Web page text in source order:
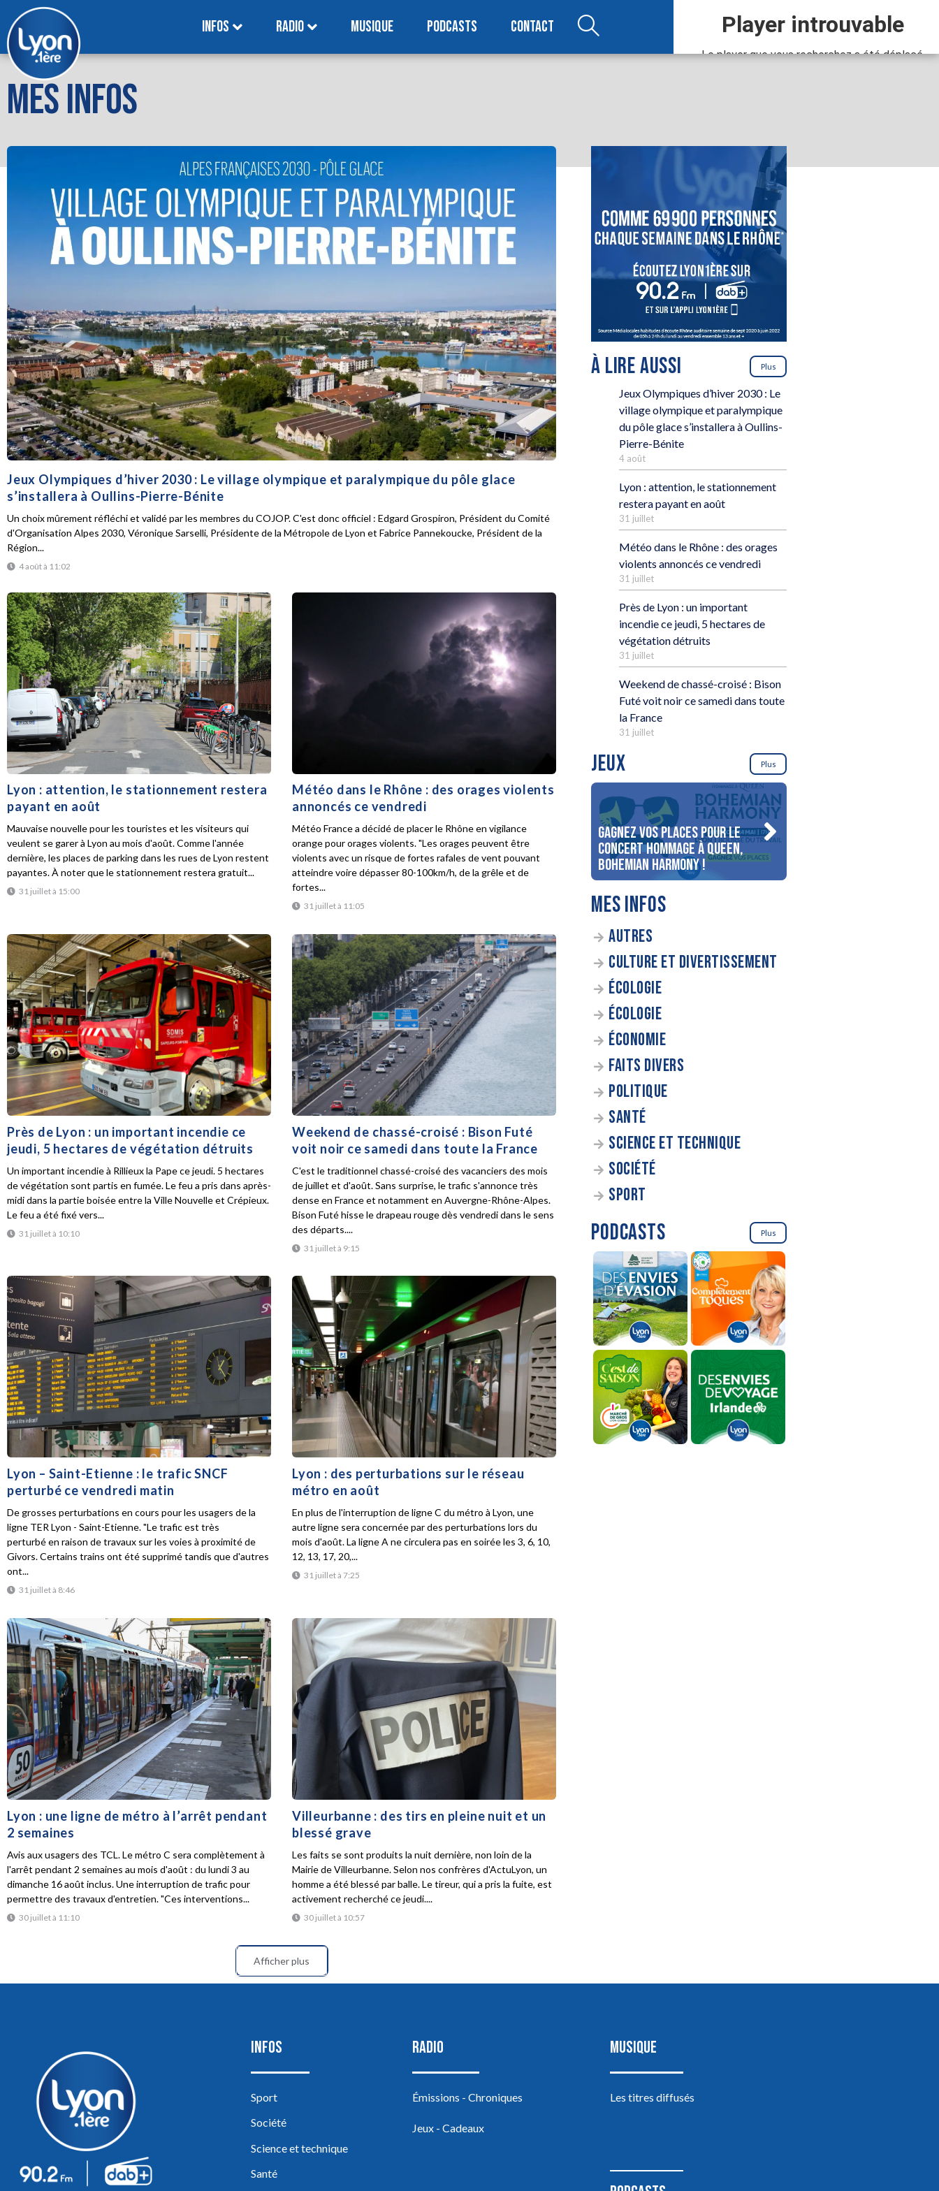
INFOS RADIO MUSIQUE PODCASTS CONTACT
MES INFOS
Jeux Olympiques d’hiver 2030 : Le village olympique et paralympique du pôle glace
s’installera à Oullins-Pierre-Bénite
4 août à 11:02
Un choix mûrement réfléchi et validé par les membres du COJOP. C'est donc officiel : Edgard Grospiron, Président du Comité
d'Organisation Alpes 2030, Véronique Sarselli, Présidente de la Métropole de Lyon et Fabrice Pannekoucke, Président de la
Région...
Lyon : attention, le stationnement restera
payant en août
31 juillet à 15:00
Mauvaise nouvelle pour les touristes et les visiteurs qui
veulent se garer à Lyon au mois d'août. Comme l'année
dernière, les places de parking dans les rues de Lyon restent
payantes. À noter que le stationnement restera gratuit...
Météo dans le Rhône : des orages violents
annoncés ce vendredi
31 juillet à 11:05
Météo France a décidé de placer le Rhône en vigilance
orange pour orages violents. "Les orages peuvent être
violents avec un risque de fortes rafales de vent pouvant
atteindre voire dépasser 80-100km/h, de la grêle et de
fortes...
Près de Lyon : un important incendie ce
jeudi, 5 hectares de végétation détruits
31 juillet à 10:10
Un important incendie à Rillieux la Pape ce jeudi. 5 hectares
de végétation sont partis en fumée. Le feu a pris dans après-
midi dans la partie boisée entre la Ville Nouvelle et Crépieux.
Le feu a été fixé vers...
Weekend de chassé-croisé : Bison Futé
voit noir ce samedi dans toute la France
31 juillet à 9:15
C'est le traditionnel chassé-croisé des vacanciers des mois
de juillet et d'août. Sans surprise, le trafic s'annonce très
dense en France et notamment en Auvergne-Rhône-Alpes.
Bison Futé hisse le drapeau rouge dès vendredi dans le sens
des départs....
Lyon – Saint-Etienne : le trafic SNCF
perturbé ce vendredi matin
31 juillet à 8:46
De grosses perturbations en cours pour les usagers de la
ligne TER Lyon - Saint-Etienne. "Le trafic est très
perturbé en raison de travaux sur les voies à proximité de
Givors. Certains trains ont été supprimé tandis que d'autres
ont...
Lyon : des perturbations sur le réseau
métro en août
31 juillet à 7:25
En plus de l'interruption de ligne C du métro à Lyon, une
autre ligne sera concernée par des perturbations lors du
mois d'août. La ligne A ne circulera pas en soirée les 3, 6, 10,
12, 13, 17, 20,...
Lyon : une ligne de métro à l’arrêt pendant
2 semaines
30 juillet à 11:10
Avis aux usagers des TCL. Le métro C sera complètement à
l'arrêt pendant 2 semaines au mois d'août : du lundi 3 au
dimanche 16 août inclus. Une interruption de trafic pour
permettre des travaux d'entretien. "Ces interventions...
Villeurbanne : des tirs en pleine nuit et un
blessé grave
30 juillet à 10:57
Les faits se sont produits la nuit dernière, non loin de la
Mairie de Villeurbanne. Selon nos confrères d'ActuLyon, un
homme a été blessé par balle. Le tireur, qui a pris la fuite, est
activement recherché ce jeudi....
Afficher plus
À LIRE AUSSI Plus
Jeux Olympiques d’hiver 2030 : Le
village olympique et paralympique
du pôle glace s’installera à Oullins-
Pierre-Bénite
4 août
Lyon : attention, le stationnement
restera payant en août
31 juillet
Météo dans le Rhône : des orages
violents annoncés ce vendredi
31 juillet
Près de Lyon : un important
incendie ce jeudi, 5 hectares de
végétation détruits
31 juillet
Weekend de chassé-croisé : Bison
Futé voit noir ce samedi dans toute
la France
31 juillet
JEUX Plus
Gagnez vos places pour le
concert Hommage à Queen,
Bohemian Harmony !
MES INFOS
AUTRES
CULTURE ET DIVERTISSEMENT
ÉCOLOGIE
ÉCOLOGIE
ÉCONOMIE
FAITS DIVERS
POLITIQUE
SANTÉ
SCIENCE ET TECHNIQUE
SOCIÉTÉ
SPORT
PODCASTS Plus
INFOS
Sport
Société
Science et technique
Santé
RADIO
Émissions - Chroniques
Jeux - Cadeaux
MUSIQUE
Les titres diffusés